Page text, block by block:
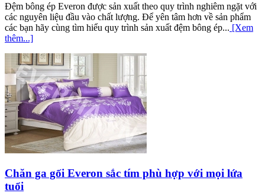
Đệm bông ép Everon được sản xuất theo quy trình nghiêm ngặt với
các nguyên liệu đầu vào chất lượng. Để yên tâm hơn về sản phẩm
các bạn hãy cùng tìm hiểu quy trình sản xuất đệm bông ép... [Xem
thêm...]
Chăn ga gối Everon sắc tím phù hợp với mọi lứa
tuổi